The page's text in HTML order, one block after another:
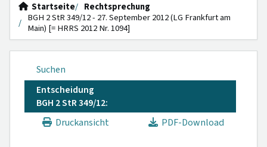
Startseite
Rechtsprechung
BGH 2 StR 349/12 - 27. September 2012 (LG Frankfurt am
Main) [= HRRS 2012 Nr. 1094]
Suchen
Entscheidung
BGH 2 StR 349/12:
Druckansicht
PDF-Download